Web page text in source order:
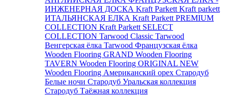
ИНЖЕНЕРНАЯ ДОСКА Kraft Parkett Kraft parkett
ИТАЛЬЯНСКАЯ ЕЛКА Kraft Parkett PREMIUM
COLLECTION Kraft Parkett SELECT
COLLECTION Tarwood Classic Tarwood
Венгерская ёлка Tarwood Французская ёлка
Wooden Flooring GRAND Wooden Flooring
TAVERN Wooden Flooring ORIGINAL NEW
Wooden Flooring Американский орех Стародуб
Белые ночи Стародуб Уральская коллекция
Стародуб Таёжная коллекция